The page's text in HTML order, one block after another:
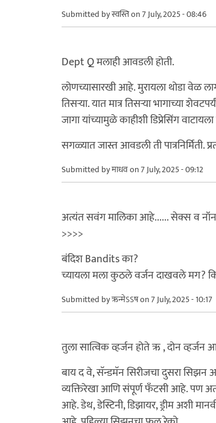
Submitted byस्वस्तिon 7 July, 2025 - 08:46
Dept Q मलाही आवडली होती.
लोणच्यासारखी आहे. मुरायला थोडा वेळ
तिसर्‍या. यात मात्र तिसर्‍या भागाच्या
जागा यांच्यामुळे काहीशी डिप्रेसिंग
सगळ्यात जास्त आवडली ती
Submitted byमाधवon 7 July, 2025 - 09:12
अत्यंत सवंग मालिका आहे...... सेक्स व
>>>>
बंदिश Bandits का?
च्यायला मला कुठले वर्जन दाखवले मग?
Submitted byऋन्मेऽऽषon 7 July, 2025 - 10:17
तुला सात्विक व्हर्जन होते ऋ , दोन
बाय द वे, सॅन्डमॅन सिरीजचा दुसरा सिझन
व्यक्तिरेखा आणि संपूर्ण फॅंटसी आहे. पण
आहे. डेथ, डेस्टिनी, डिझायर, ड्रीम अशी